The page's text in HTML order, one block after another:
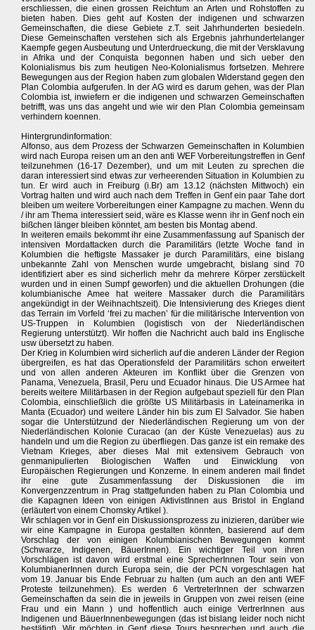
erschliessen, die einen grossen Reichtum an Arten und Rohstoffen zu
bieten haben. Dies geht auf Kosten der indigenen und schwarzen
Gemeinschaften, die diese Gebiete z.T. seit Jahrhunderten besiedeln.
Diese Gemeinschaften verstehen sich als Ergebnis jahrhundertelanger
Kaempfe gegen Ausbeutung und Unterdrueckung, die mit der Versklavung
in Afrika und der Conquista begonnen haben und sich ueber den
Kolonialismus bis zum heutigen Neo-Kolonialismus fortsetzen. Mehrere
Bewegungen aus der Region haben zum globalen Widerstand gegen den
Plan Colombia aufgerufen. In der AG wird es darum gehen, was der Plan
Colombia ist, inwiefern er die indigenen und schwarzen Gemeinschaften
betrifft, was uns das angeht und wie wir den Plan Colombia gemeinsam
verhindern koennen.
Hintergrundinformation:
Alfonso, aus dem Prozess der Schwarzen Gemeinschaften in Kolumbien
wird nach Europa reisen um an den anti WEF Vorbereitungstreffen in Genf
teilzunehmen (16-17 Dezember), und um mit Leuten zu sprechen die
daran interessiert sind etwas zur verheerenden Situation in Kolumbien zu
tun. Er wird auch in Freiburg (i.Br) am 13.12 (nächsten Mittwoch) ein
Vortrag halten und wird auch nach dem Treffen in Genf ein paar Tahe dort
bleiben um weitere Vorbereitungen einer Kampagne zu machen. Wenn du
/ ihr am Thema interessiert seid, wäre es Klasse wenn ihr in Genf noch ein
bißchen länger bleiben könntet, am besten bis Montag abend.
In weiteren emails bekommt ihr eine Zusammenfassung auf Spanisch der
intensiven Mordattacken durch die Paramilitärs (letzte Woche fand in
Kolumbien die heftigste Massaker je durch Paramilitärs, eine bislang
unbekannte Zahl von Menschen wurde umgebracht, bislang sind 70
identifiziert aber es sind sicherlich mehr da mehrere Körper zerstückelt
wurden und in einen Sumpf geworfen) und die aktuellen Drohungen (die
kolumbianische Amee hat weitere Massaker durch die Paramilitärs
angekündigt in der Weihnachtszeit). Die Intensivierung des Krieges dient
das Terrain im Vorfeld ‘frei zu machen’ für die militärische Intervention von
US-Truppen in Kolumbien (logistisch von der Niederländischen
Regierung unterstützt). Wir hoffen die Nachricht auch bald ins Englische
usw übersetzt zu haben.
Der Krieg in Kolumbien wird sicherlich auf die anderen Länder der Region
übergreifen, es hat das Operationsfeld der Paramilitärs schon erweitert
und von allen anderen Akteuren im Konflikt über die Grenzen von
Panama, Venezuela, Brasil, Peru und Ecuador hinaus. Die US Armee hat
bereits weitere Militärbasen in der Region aufgebaut speziell für den Plan
Colombia, einschließlich die größte US Militärbasis in Lateinamerika in
Manta (Ecuador) und weitere Länder hin bis zum El Salvador. Sie haben
sogar die Unterstützund der Niederländischen Regierung um von der
Niederländischen Kolonie Curacao (an der Küste Venezuelas) aus zu
handeln und um die Region zu überfliegen. Das ganze ist ein remake des
Vietnam Krieges, aber dieses Mal mit extensivem Gebrauch von
genmanipulierten Biologischen Waffen und Einwicklung von
Europäischen Regierungen und Konzerne. In einem anderen mail findet
ihr eine gute Zusammenfassung der Diskussionen die im
Konvergenzzentrum in Prag stattgefunden haben zu Plan Colombia und
die Kapagnen Ideen von einigen AktivistInnen aus Bristol in England
(erläutert von einem Chomsky Artikel ).
Wir schlagen vor in Genf ein Diskussionsprozess zu inizieren, darüber wie
wir eine Kampagne in Europa gestalten könnten, basierend auf dem
Vorschlag der von einigen Kolumbianischen Bewegungen kommt
(Schwarze, Indigenen, BäuerInnen). Ein wichtiger Teil von ihren
Vorschlägen ist davon wird erstmal eine SprecherInnen Tour sein von
KolumbianerInnen durch Europa sein, die der PCN vorgeschlagen hat
vom 19. Januar bis Ende Februar zu halten (um auch an den anti WEF
Proteste teilzunehmen). Es werden 6 VertreterInnen der schwarzen
Gemeinschaften da sein die in jeweils in Gruppen von zwei reisen (eine
Frau und ein Mann ) und hoffentlich auch einige VertrerInnen aus
Indigenen und BäuerInnenbewegungen (das ist bislang leider noch nicht